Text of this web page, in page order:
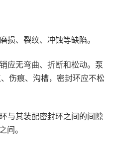
损、裂纹、冲蚀等缺陷。
应无弯曲、折断和松动。泵
伤痕、沟槽，密封环应不松
与其装配密封环之间的间隙
间。